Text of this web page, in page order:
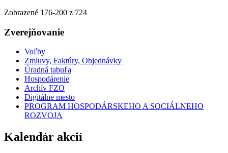
Zobrazené 176-200 z 724
Zverejňovanie
Voľby
Zmluvy, Faktúry, Objednávky
Úradná tabuľa
Hospodárenie
Archív FZO
Digitálne mesto
PROGRAM HOSPODÁRSKEHO A SOCIÁLNEHO
ROZVOJA
Kalendár akcií